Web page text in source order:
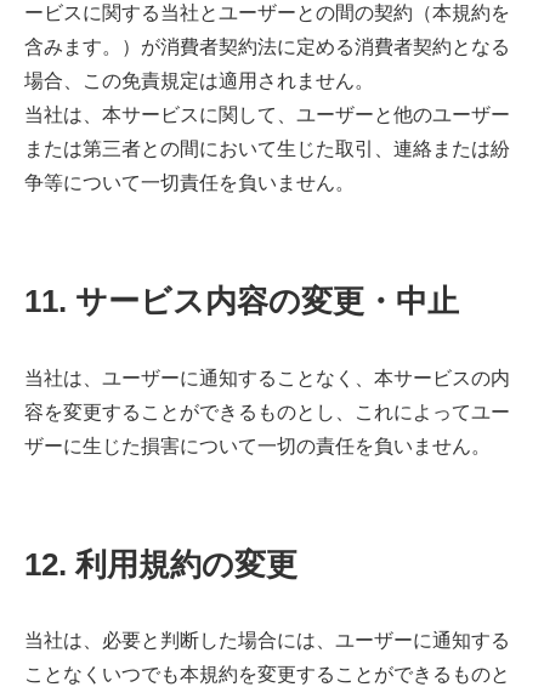
ービスに関する当社とユーザーとの間の契約（本規約を
含みます。）が消費者契約法に定める消費者契約となる
場合、この免責規定は適用されません。
当社は、本サービスに関して、ユーザーと他のユーザー
または第三者との間において生じた取引、連絡または紛
争等について一切責任を負いません。
11. サービス内容の変更・中止
当社は、ユーザーに通知することなく、本サービスの内
容を変更することができるものとし、これによってユー
ザーに生じた損害について一切の責任を負いません。
12. 利用規約の変更
当社は、必要と判断した場合には、ユーザーに通知する
ことなくいつでも本規約を変更することができるものと